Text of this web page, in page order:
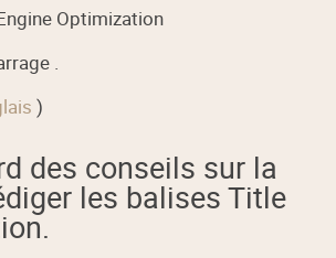
Optimization
.
)
des conseils sur la
les balises Title